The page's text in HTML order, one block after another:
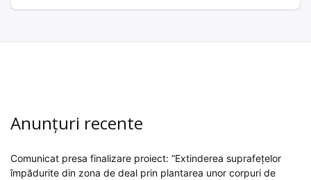
Anunțuri recente
Comunicat presa finalizare proiect: ”Extinderea suprafețelor
împădurite din zona de deal prin plantarea unor corpuri de